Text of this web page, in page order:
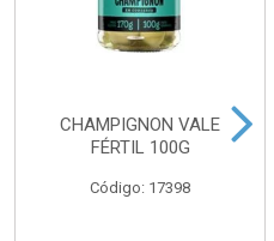
CHAMPIGNON VALE
FÉRTIL 100G
Código: 17398